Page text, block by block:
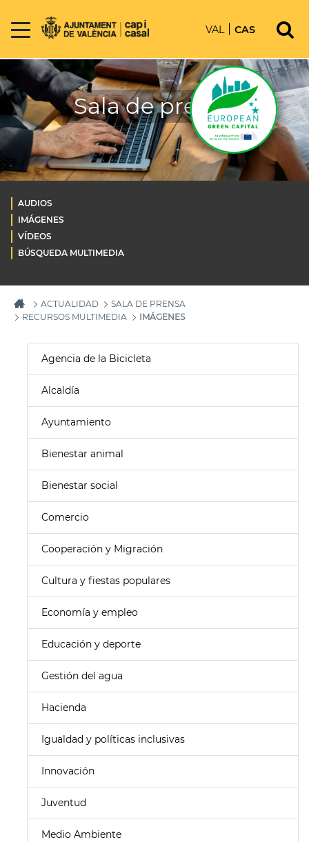
VAL CAS
Sala de prensa
AUDIOS
IMÁGENES
VÍDEOS
BÚSQUEDA MULTIMEDIA
ACTUALIDAD
SALA DE PRENSA
RECURSOS MULTIMEDIA
IMÁGENES
Agencia de la Bicicleta
Alcaldía
Ayuntamiento
Bienestar animal
Bienestar social
Comercio
Cooperación y Migración
Cultura y fiestas populares
Economía y empleo
Educación y deporte
Gestión del agua
Hacienda
Igualdad y políticas inclusivas
Innovación
Juventud
Medio Ambiente